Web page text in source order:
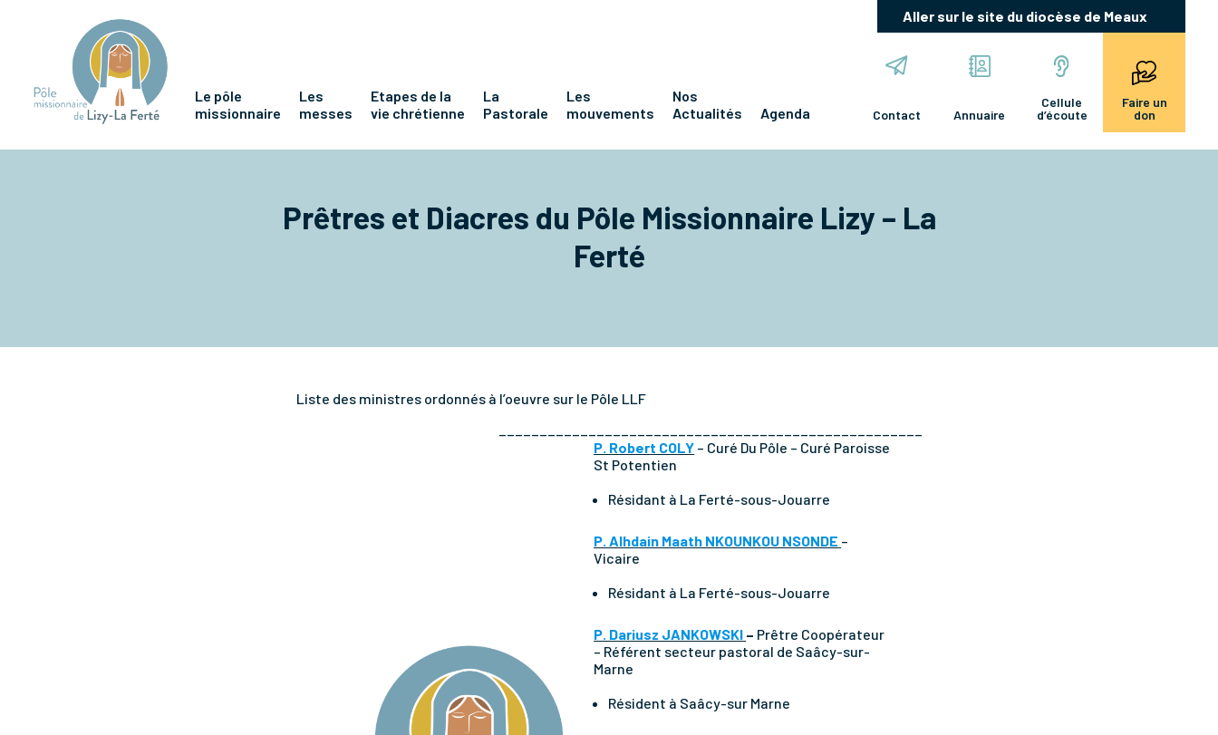
Aller sur le site du diocèse de Meaux
Le pôle
missionnaire
Les
messes
Etapes de la
vie chrétienne
La
Pastorale
Les
mouvements
Nos
Actualités
Agenda Contact Annuaire
Cellule
d’écoute
Faire un
don
Prêtres et Diacres du Pôle Missionnaire Lizy – La
Ferté
Liste des ministres ordonnés à l’oeuvre sur le Pôle LLF
P. Robert COLY – Curé Du Pôle – Curé Paroisse
St Potentien
Résidant à La Ferté-sous-Jouarre
P. Alhdain Maath NKOUNKOU NSONDE –
Vicaire
Résidant à La Ferté-sous-Jouarre
P. Dariusz JANKOWSKI – Prêtre Coopérateur
– Référent secteur pastoral de Saâcy-sur-
Marne
Résident à Saâcy-sur Marne